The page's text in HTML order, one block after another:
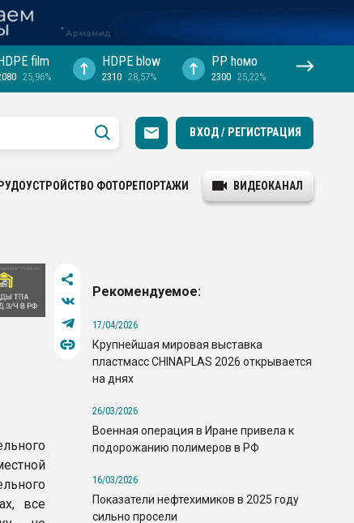
film
25,96%
HDPE blow
2310 28,57%
PP hомо
2300 25,22%
ВХОД / РЕГИСТРАЦИЯ
ФОТОРЕПОРТАЖИ ВИДЕОКАНАЛ
все
Рекомендуемое:
17/04/2026
Крупнейшая мировая выставка
пластмасс CHINAPLAS 2026 открывается
на днях
26/03/2026
Военная операция в Иране привела к
подорожанию полимеров в РФ
16/03/2026
Показатели нефтехимиков в 2025 году
сильно просели